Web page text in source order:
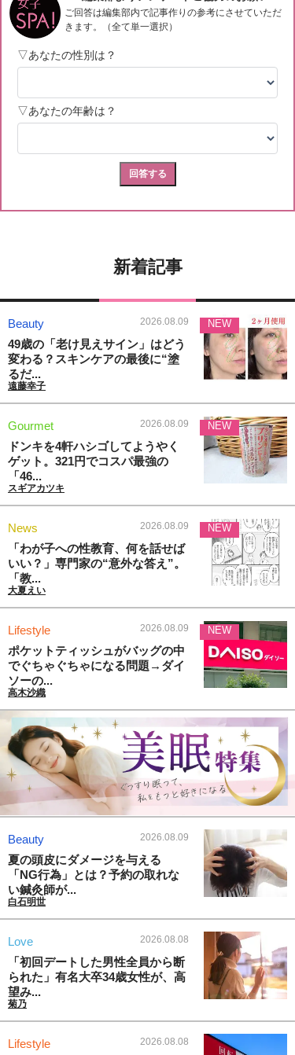
新着記事
Beauty 2026.08.09
49歳の「老け見えサイン」はどう
変わる？スキンケアの最後に“塗
るだ...
遠藤幸子
NEW
Gourmet 2026.08.09
ドンキを4軒ハシゴしてようやく
ゲット。321円でコスパ最強の
「46...
スギアカツキ
NEW
News 2026.08.09
「わが子への性教育、何を話せば
いい？」専門家の“意外な答え”。
「教...
大夏えい
NEW
Lifestyle 2026.08.09
ポケットティッシュがバッグの中
でぐちゃぐちゃになる問題→ダイ
ソーの...
高木沙織
NEW
Beauty 2026.08.09
夏の頭皮にダメージを与える
「NG行為」とは？予約の取れな
い鍼灸師が...
白石明世
Love 2026.08.08
「初回デートした男性全員から断
られた」有名大卒34歳女性が、高
望み...
菊乃
Lifestyle 2026.08.08